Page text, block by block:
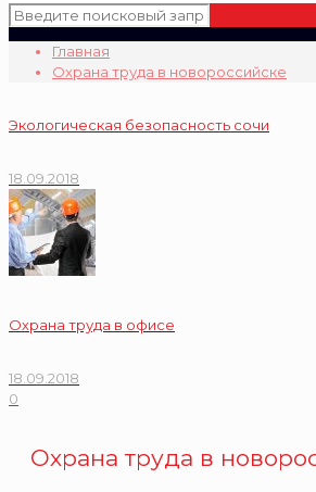
Главная
Охрана труда в новороссийске
Экологическая безопасность сочи
18.09.2018
Охрана труда в офисе
18.09.2018
0
Охрана труда в